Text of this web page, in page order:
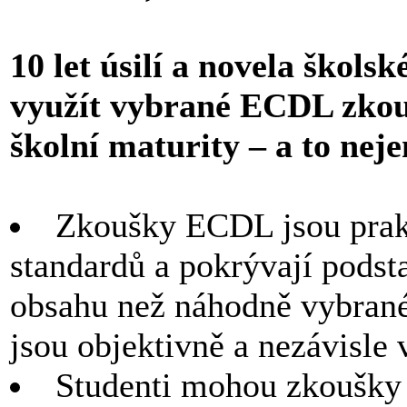
10 let úsilí a novela
využít vybrané ECDL
školní maturity – a to
Zkoušky ECDL jsou
standardů a pokrývají
obsahu než náhodně
jsou objektivně a nezávisle
Studenti mohou